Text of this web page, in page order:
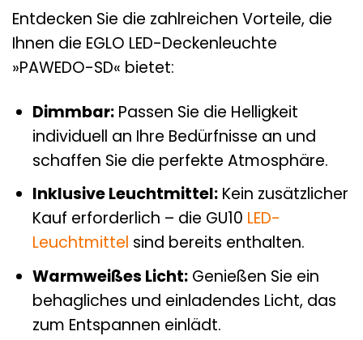
Entdecken Sie die zahlreichen Vorteile, die
Ihnen die EGLO LED-Deckenleuchte
»PAWEDO-SD« bietet:
Dimmbar:Passen Sie die Helligkeit
individuell an Ihre Bedürfnisse an und
schaffen Sie die perfekte Atmosphäre.
Inklusive Leuchtmittel:Kein zusätzlicher
Kauf erforderlich – die GU10 LED-
Leuchtmittel sind bereits enthalten.
Warmweißes Licht:Genießen Sie ein
behagliches und einladendes Licht, das
zum Entspannen einlädt.